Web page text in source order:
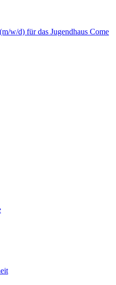
w/d) für das Jugendhaus Come